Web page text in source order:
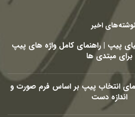
اخیر
پیپ | راهنمای کامل واژه های پیپ
برای مبتدی ها
انتخاب پیپ بر اساس فرم صورت و
اندازه دست